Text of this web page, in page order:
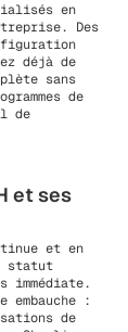
en
Des
déjà de
sans
de
de
et ses
et en
statut
immédiate.
embauche :
de